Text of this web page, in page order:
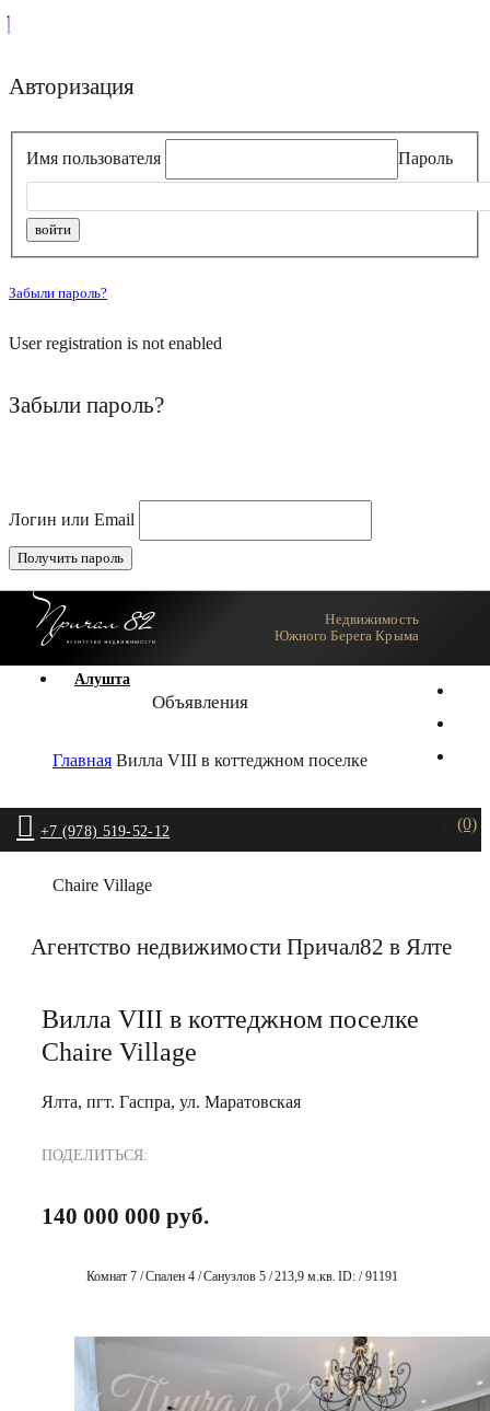
Авторизация
Имя пользователя Пароль
Забыли пароль?
User registration is not enabled
Забыли пароль?
Логин или Email
Ялта
Алушта
+7 (978) 519-52-12 (0)
Недвижимость
Южного Берега Крыма
Объявления
Главная Вилла VIII в коттеджном поселке
Chaire Village
Агентство недвижимости Причал82 в Ялте
Вилла VIII в коттеджном поселке
Chaire Village
Ялта, пгт. Гаспра, ул. Маратовская
ПОДЕЛИТЬСЯ:
140 000 000 руб.
Комнат 7 /Спален 4 /Санузлов 5 /213,9 м.кв. ID: / 91191